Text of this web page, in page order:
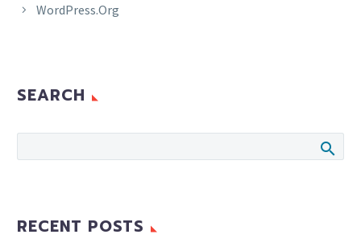
WordPress.org
SEARCH
RECENT POSTS